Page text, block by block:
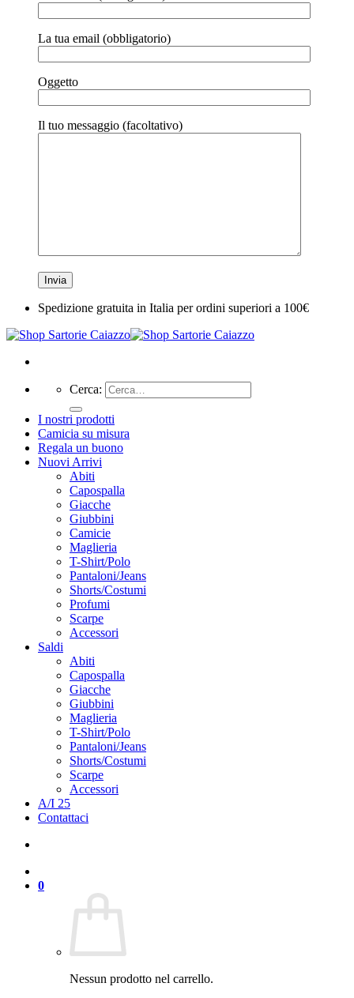
La tua email (obbligatorio)
Oggetto
Il tuo messaggio (facoltativo)
Spedizione gratuita in Italia per ordini superiori a 100€
Cerca:
I nostri prodotti
Camicia su misura
Regala un buono
Nuovi Arrivi
Abiti
Capospalla
Giacche
Giubbini
Camicie
Maglieria
T-Shirt/Polo
Pantaloni/Jeans
Shorts/Costumi
Profumi
Scarpe
Accessori
Saldi
Abiti
Capospalla
Giacche
Giubbini
Maglieria
T-Shirt/Polo
Pantaloni/Jeans
Shorts/Costumi
Scarpe
Accessori
A/I 25
Contattaci
0
Nessun prodotto nel carrello.